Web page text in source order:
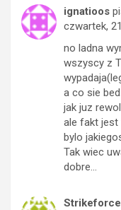
ignatioos
czwartek,
no ladna
wszyscy z
a co sie
jak juz
ale fakt jest
bylo
Tak wiec
dobre…
Strikeforce